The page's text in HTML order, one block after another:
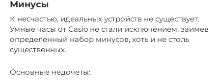
Минусы
К несчастью, идеальных устройств не существует.
Умные часы от Casio не стали исключением, заимев
определенный набор минусов, хоть и не столь
существенных.
Основные недочеты: